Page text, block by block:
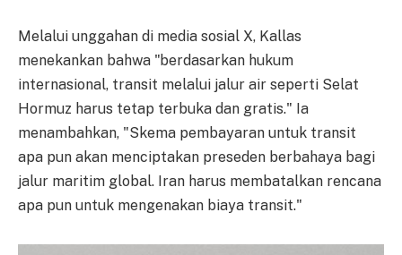
Melalui unggahan di media sosial X, Kallas
menekankan bahwa "berdasarkan hukum
internasional, transit melalui jalur air seperti Selat
Hormuz harus tetap terbuka dan gratis." Ia
menambahkan, "Skema pembayaran untuk transit
apa pun akan menciptakan preseden berbahaya bagi
jalur maritim global. Iran harus membatalkan rencana
apa pun untuk mengenakan biaya transit."